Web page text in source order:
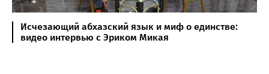
Исчезающий абхазский язык и миф о единстве:
видео интервью с Эриком Микая